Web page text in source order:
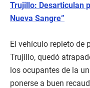
Trujillo: Desarticulan
Nueva Sangre”
El vehículo repleto de
Trujillo, quedó
los ocupantes de la
ponerse a buen